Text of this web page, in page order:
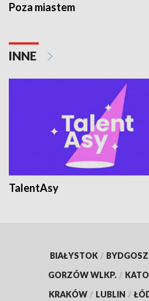
Poza miastem
INNE
TalentAsy
BIAŁYSTOK /
GORZÓW WLKP. /
KRAKÓW / LUBLIN /